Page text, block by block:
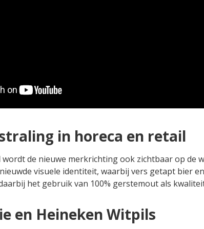
in horeca en retail
wordt de nieuwe merkrichting ook zichtbaar op de
visuele identiteit, waarbij vers getapt bier
het gebruik van 100% gerstemout als
en Heineken Witpils